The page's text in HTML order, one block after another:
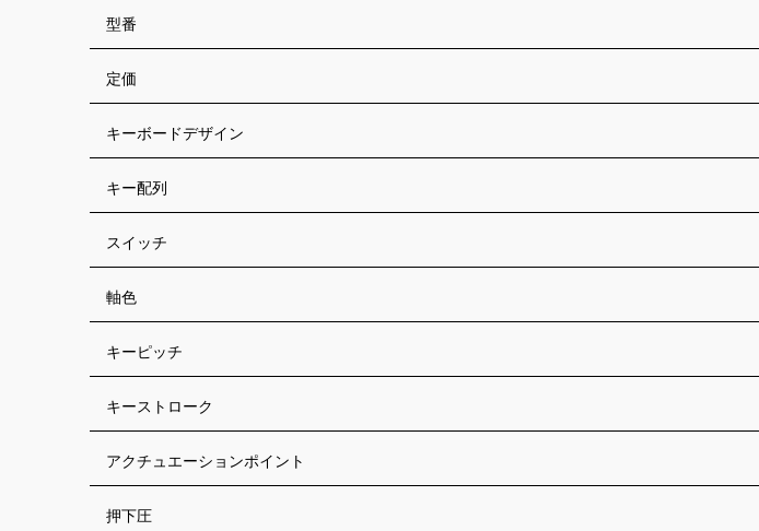
型番
定価
キーボードデザイン
キー配列
スイッチ
軸色
キーピッチ
キーストローク
アクチュエーションポイント
押下圧